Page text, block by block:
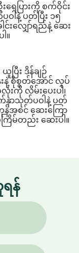
ေပြားကို စက်ဝိုင်း
ဝါနဲ့ ပတ်ပြီး ၁၅
ါင်းလျှော်ရည်နဲ့ ဆေး
။
ြီး ဒိန်ချဉ်
းနဲ့ စိုစွတ်အောင် လုပ်
းကို လိမ်းပေးပါ၊
က်နှာသုတ်ပဝါနဲ့ ပတ်
ကုန်အစင် ဆေးကြော
ကြိမ်တည်း ဆေးပါ။
န်